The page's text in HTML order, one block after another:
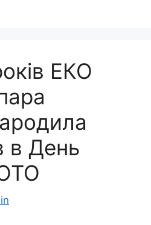
ЕКО
в День